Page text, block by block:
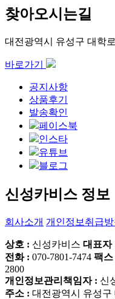
찾아오시는길
대전광역시 유성구 대학
바로가기
공지사항
상품후기
발송확인
페이스북
인스타
유튜브
블로그
신성카비스 정보
회사소개 개인정보취급방
상호 : 신성카비스 대표자
전화 : 070-7801-7474 팩스
2800
개인정보관리책임자 : 신
주소 : 대전광역시 유성구